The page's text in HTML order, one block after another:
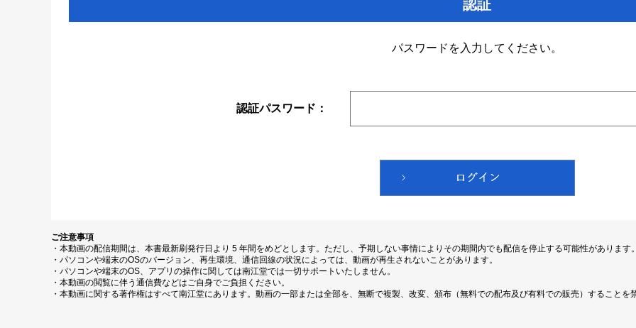
認証
パスワードを入力してください。
認証パスワード：
ご注意事項
・本動画の配信期間は、本書最新刷発行日より 5 年間をめどとします。ただし、予期しない事情によりその期間内でも配信を停止する可能性があります
・パソコンや端末のOSのバージョン、再生環境、通信回線の状況によっては、動画が再生されないことがあります。
・パソコンや端末のOS、アプリの操作に関しては南江堂では一切サポートいたしません。
・本動画の閲覧に伴う通信費などはご自身でご負担ください。
・本動画に関する著作権はすべて南江堂にあります。動画の一部または全部を、無断で複製、改変、頒布（無料での配布及び有料での販売）することを